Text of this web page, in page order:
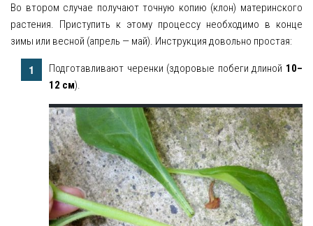
Во втором случае получают точную копию (клон) материнского
растения. Приступить к этому процессу необходимо в конце
зимы или весной (апрель — май). Инструкция довольно простая:
Подготавливают черенки (здоровые побеги длиной 10–
12 см).